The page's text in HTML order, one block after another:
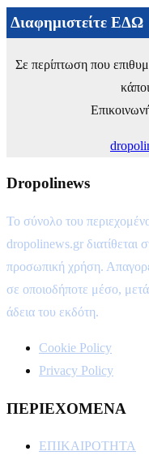
Διαφημιστείτε ΕΔΩ
Σε περίπτωση που
Dropolinews
Το σύνολο του
dropolinews.gr διατίθεται
προσωπική χρήση.
σε οποιοδήποτε μέσο,
άδεια του εκδότη.
Cookie Policy
Privacy Policy
ΠΕΡΙΕΧΟΜΕΝΑ
ΕΠΙΚΑΙΡΟΤΗΤΑ